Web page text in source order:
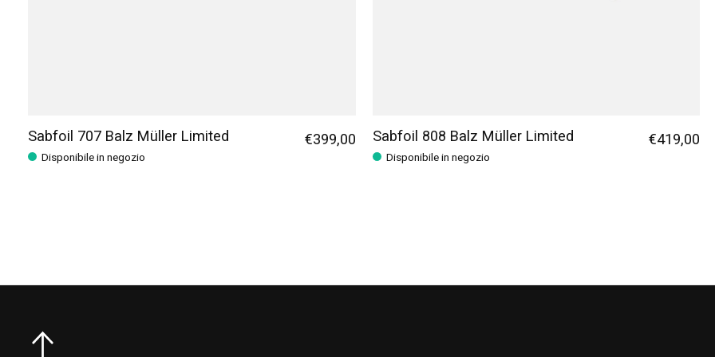
Sabfoil 707 Balz Müller Limited
Disponibile in negozio
€399,00 Sabfoil 808 Balz Müller Limited
Disponibile in negozio
€419,00